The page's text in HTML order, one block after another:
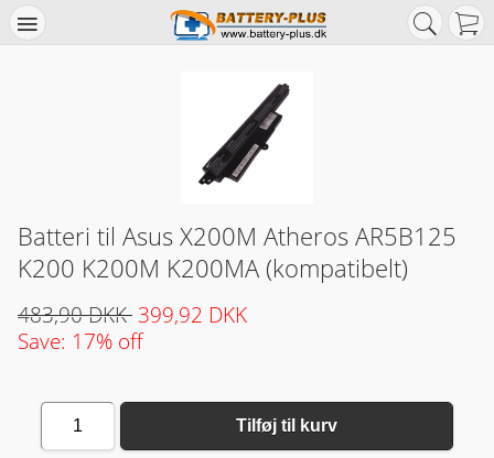
Batteri til Asus X200M Atheros AR5B125
K200 K200M K200MA (kompatibelt)
483,90 DKK 399,92 DKK
Save: 17% off
1 Tilføj til kurv